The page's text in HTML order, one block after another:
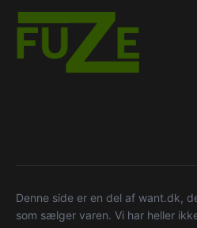
Denne side er en del af want.dk,
som sælger varen. Vi har heller